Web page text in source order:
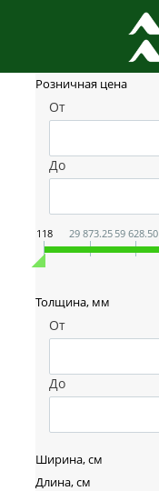
Фильтр товаров
Розничная цена
От
До
118 29 873.2559 628.50
Толщина, мм
От
До
Ширина, см
Длина, см